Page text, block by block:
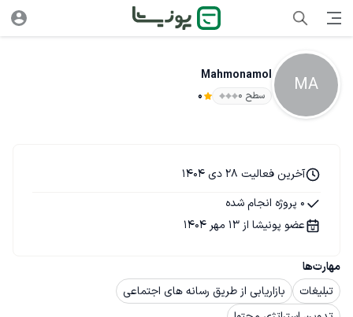
MA
Mahmonamol
سطح ۰ 0
مهارت‌ها
تبلیغات
بازاریابی از طریق رسانه های اجتماعی
آخرین فعالیت 28 دی 1404
0 پروژه انجام شده
عضو پونیشا از 13 مهر 1404